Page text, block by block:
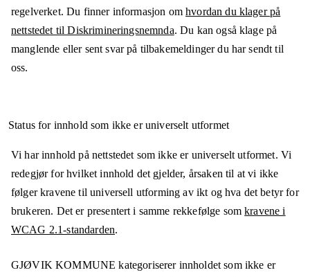
regelverket. Du finner informasjon omhvordan du klager på
nettstedet til Diskrimineringsnemnda. Du kan også klage på
manglende eller sent svar på tilbakemeldinger du har sendt til
oss.
Status for innhold som ikke er universelt utformet
Vi har innhold på nettstedet som ikke er universelt utformet. Vi
redegjør for hvilket innhold det gjelder, årsaken til at vi ikke
følger kravene til universell utforming av ikt og hva det betyr for
brukeren. Det er presentert i samme rekkefølge somkravene i
WCAG 2.1-standarden.
GJØVIK KOMMUNE kategoriserer innholdet som ikke er